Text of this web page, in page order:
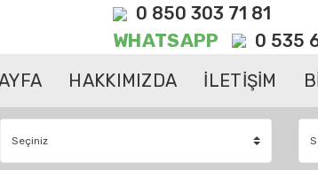
0 850 303 71 81
WHATSAPP 0 535
HAKKIMIZDA İLETİŞİM